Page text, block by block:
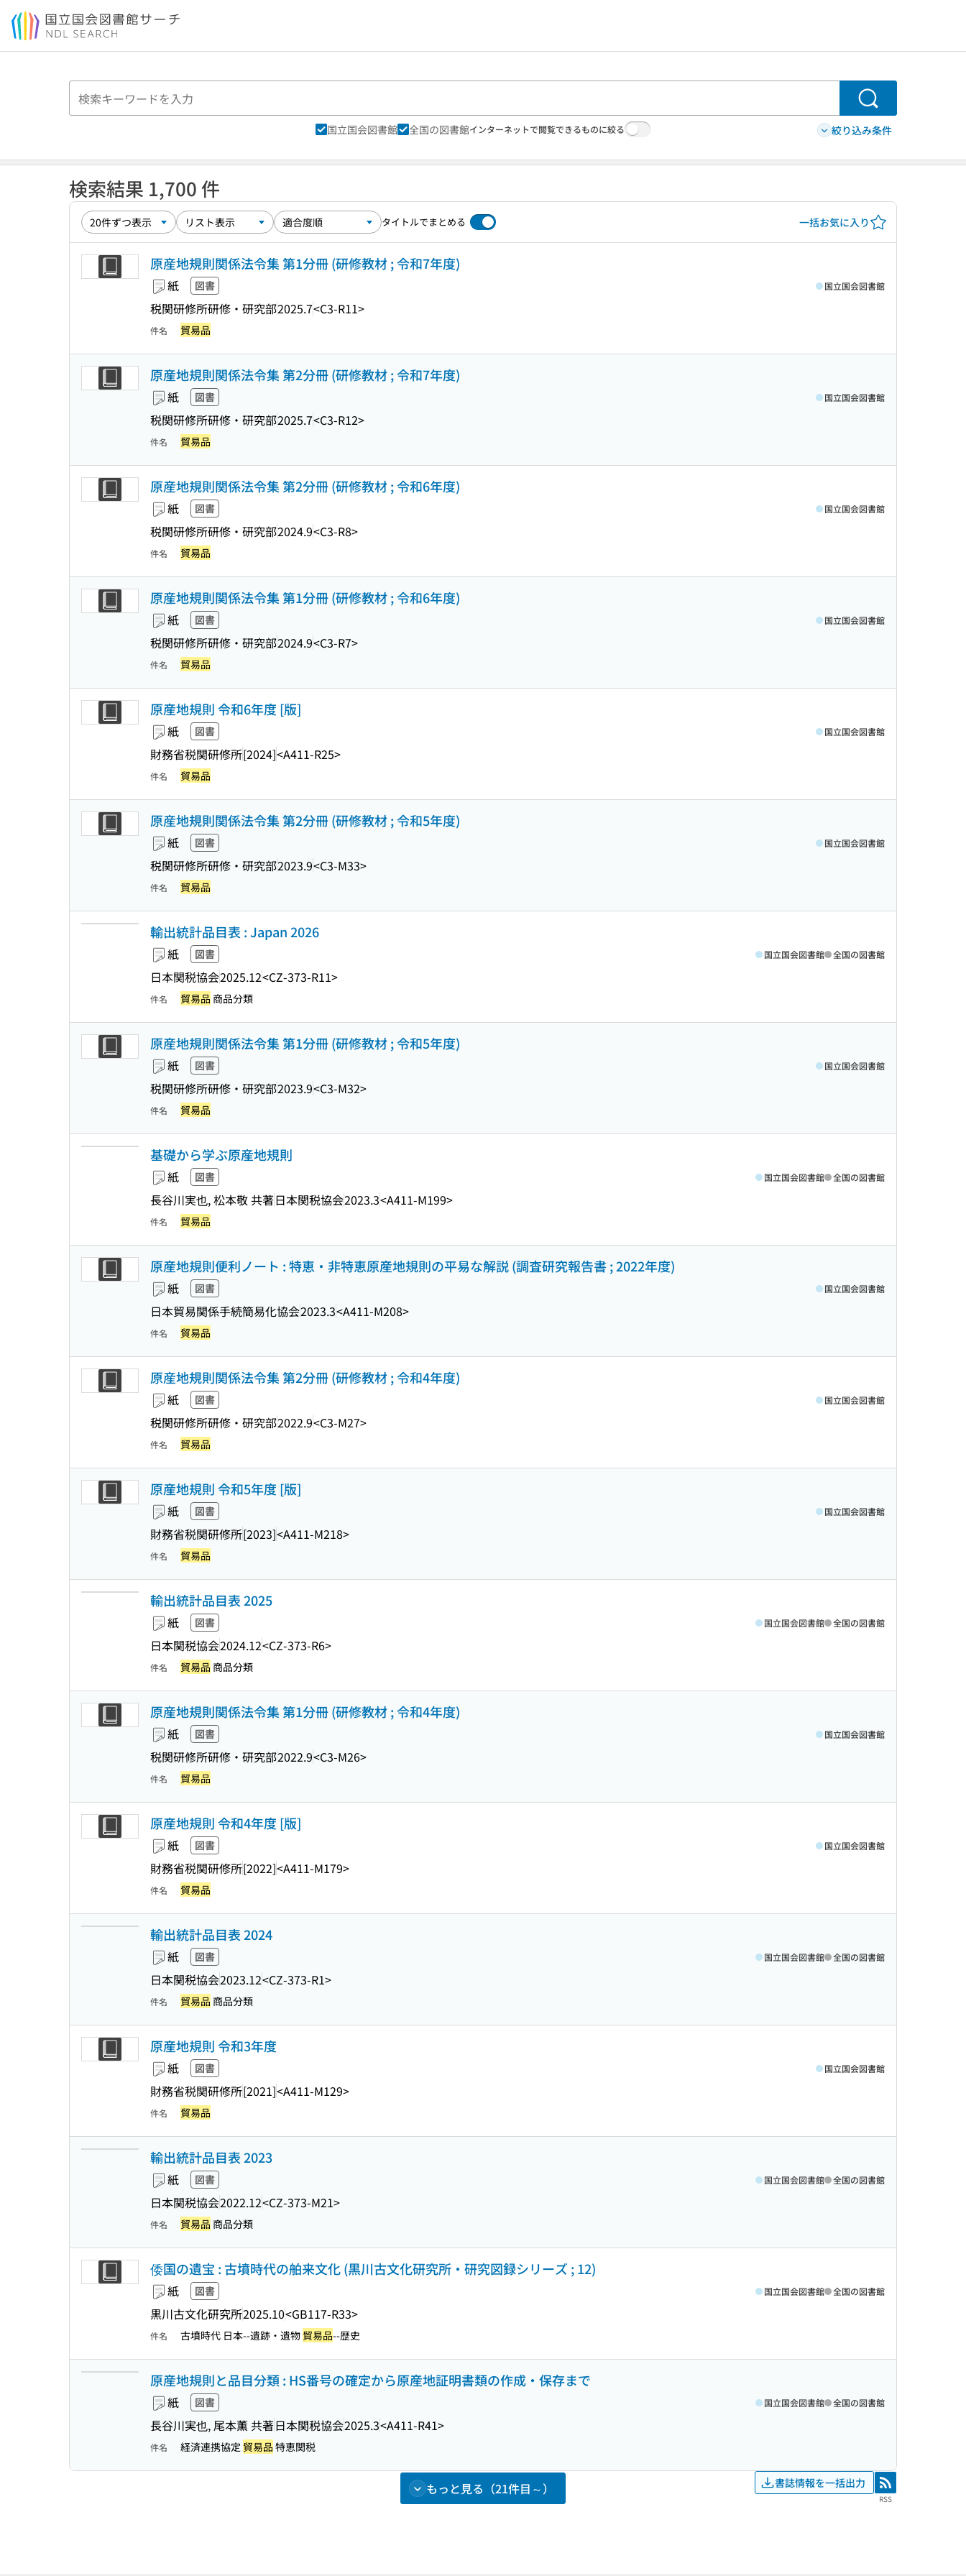
本文へ移動
検索
国立国会図書館 全国の図書館インターネットで閲覧できるものに絞る 絞り込み条件
検索結果 1,700 件
タイトルでまとめる 一括お気に入り
原産地規則関係法令集 第1分冊 (研修教材 ; 令和7年度)
紙 図書
税関研修所研修・研究部2025.7<C3-R11>
国立国会図書館
件名 貿易品
原産地規則関係法令集 第2分冊 (研修教材 ; 令和7年度)
紙 図書
税関研修所研修・研究部2025.7<C3-R12>
国立国会図書館
件名 貿易品
原産地規則関係法令集 第2分冊 (研修教材 ; 令和6年度)
紙 図書
税関研修所研修・研究部2024.9<C3-R8>
国立国会図書館
件名 貿易品
原産地規則関係法令集 第1分冊 (研修教材 ; 令和6年度)
紙 図書
税関研修所研修・研究部2024.9<C3-R7>
国立国会図書館
件名 貿易品
原産地規則 令和6年度 [版]
紙 図書
財務省税関研修所[2024]<A411-R25>
国立国会図書館
件名 貿易品
原産地規則関係法令集 第2分冊 (研修教材 ; 令和5年度)
紙 図書
税関研修所研修・研究部2023.9<C3-M33>
国立国会図書館
件名 貿易品
輸出統計品目表 : Japan 2026
紙 図書
日本関税協会2025.12<CZ-373-R11>
国立国会図書館 全国の図書館
件名 貿易品 商品分類
原産地規則関係法令集 第1分冊 (研修教材 ; 令和5年度)
紙 図書
税関研修所研修・研究部2023.9<C3-M32>
国立国会図書館
件名 貿易品
基礎から学ぶ原産地規則
紙 図書
長谷川実也, 松本敬 共著日本関税協会2023.3<A411-M199>
国立国会図書館 全国の図書館
件名 貿易品
原産地規則便利ノート : 特恵・非特恵原産地規則の平易な解説 (調査研究報告書 ; 2022年度)
紙 図書
日本貿易関係手続簡易化協会2023.3<A411-M208>
国立国会図書館
件名 貿易品
原産地規則関係法令集 第2分冊 (研修教材 ; 令和4年度)
紙 図書
税関研修所研修・研究部2022.9<C3-M27>
国立国会図書館
件名 貿易品
原産地規則 令和5年度 [版]
紙 図書
財務省税関研修所[2023]<A411-M218>
国立国会図書館
件名 貿易品
輸出統計品目表 2025
紙 図書
日本関税協会2024.12<CZ-373-R6>
国立国会図書館 全国の図書館
件名 貿易品 商品分類
原産地規則関係法令集 第1分冊 (研修教材 ; 令和4年度)
紙 図書
税関研修所研修・研究部2022.9<C3-M26>
国立国会図書館
件名 貿易品
原産地規則 令和4年度 [版]
紙 図書
財務省税関研修所[2022]<A411-M179>
国立国会図書館
件名 貿易品
輸出統計品目表 2024
紙 図書
日本関税協会2023.12<CZ-373-R1>
国立国会図書館 全国の図書館
件名 貿易品 商品分類
原産地規則 令和3年度
紙 図書
財務省税関研修所[2021]<A411-M129>
国立国会図書館
件名 貿易品
輸出統計品目表 2023
紙 図書
日本関税協会2022.12<CZ-373-M21>
国立国会図書館 全国の図書館
件名 貿易品 商品分類
倭国の遺宝 : 古墳時代の舶来文化 (黒川古文化研究所・研究図録シリーズ ; 12)
紙 図書
黒川古文化研究所2025.10<GB117-R33>
国立国会図書館 全国の図書館
件名 古墳時代 日本--遺跡・遺物貿易品--歴史
原産地規則と品目分類 : HS番号の確定から原産地証明書類の作成・保存まで
紙 図書
長谷川実也, 尾本薫 共著日本関税協会2025.3<A411-R41>
国立国会図書館 全国の図書館
件名 経済連携協定 貿易品 特恵関税
もっと見る（21件目～） 書誌情報を一括出力 RSS
RSS